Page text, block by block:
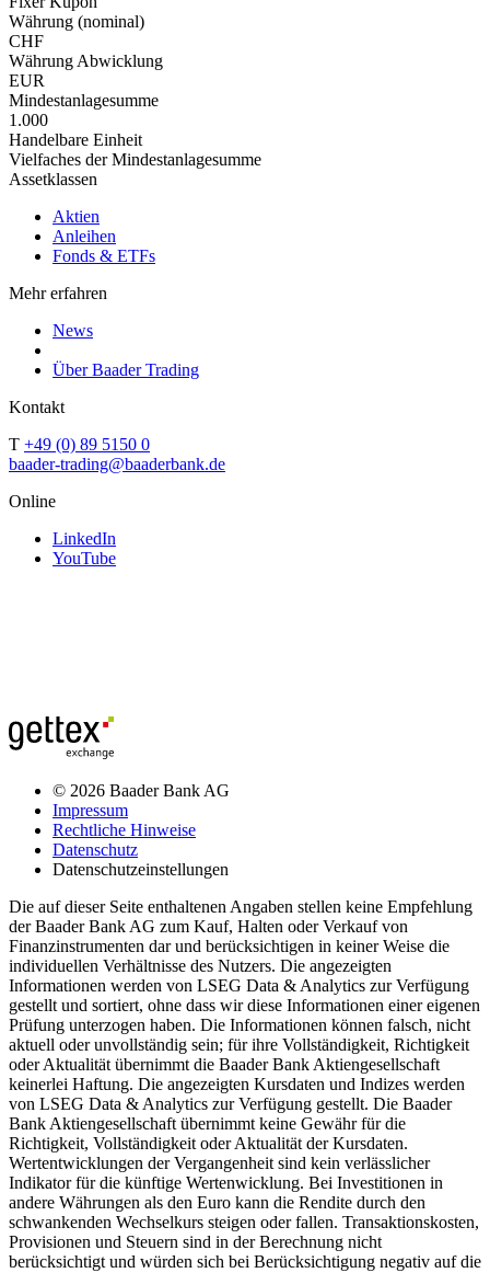
Währung (nominal)
CHF
Währung Abwicklung
EUR
Mindestanlagesumme
1.000
Handelbare Einheit
Vielfaches der Mindestanlagesumme
Assetklassen
Aktien
Anleihen
Fonds & ETFs
Mehr erfahren
News
Über Baader Trading
Kontakt
T +49 (0) 89 5150 0
baader-trading@baaderbank.de
Online
LinkedIn
YouTube
© 2026 Baader Bank AG
Impressum
Rechtliche Hinweise
Datenschutz
Datenschutzeinstellungen
Die auf dieser Seite enthaltenen Angaben stellen keine Empfehlung
der Baader Bank AG zum Kauf, Halten oder Verkauf von
Finanzinstrumenten dar und berücksichtigen in keiner Weise die
individuellen Verhältnisse des Nutzers. Die angezeigten
Informationen werden von LSEG Data & Analytics zur Verfügung
gestellt und sortiert, ohne dass wir diese Informationen einer eigenen
Prüfung unterzogen haben. Die Informationen können falsch, nicht
aktuell oder unvollständig sein; für ihre Vollständigkeit, Richtigkeit
oder Aktualität übernimmt die Baader Bank Aktiengesellschaft
keinerlei Haftung. Die angezeigten Kursdaten und Indizes werden
von LSEG Data & Analytics zur Verfügung gestellt. Die Baader
Bank Aktiengesellschaft übernimmt keine Gewähr für die
Richtigkeit, Vollständigkeit oder Aktualität der Kursdaten.
Wertentwicklungen der Vergangenheit sind kein verlässlicher
Indikator für die künftige Wertenwicklung. Bei Investitionen in
andere Währungen als den Euro kann die Rendite durch den
schwankenden Wechselkurs steigen oder fallen. Transaktionskosten,
Provisionen und Steuern sind in der Berechnung nicht
berücksichtigt und würden sich bei Berücksichtigung negativ auf die